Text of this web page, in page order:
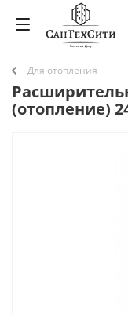
Для отопления
(отопление)